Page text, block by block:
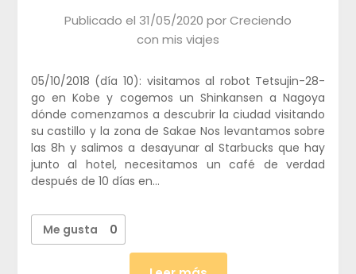
Publicado el 31/05/2020 porCreciendo
con mis viajes
05/10/2018 (día 10): visitamos al robot Tetsujin-28-
go en Kobe y cogemos un Shinkansen a Nagoya
dónde comenzamos a descubrir la ciudad visitando
su castillo y la zona de Sakae Nos levantamos sobre
las 8h y salimos a desayunar al Starbucks que hay
junto al hotel, necesitamos un café de verdad
después de 10 días en…
Me gusta 0